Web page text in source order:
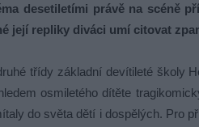
desetiletími právě na scéně
její repliky diváci umí citovat
třídy základní devítileté školy
osmiletého dítěte
do světa dětí i dospělých. Pro